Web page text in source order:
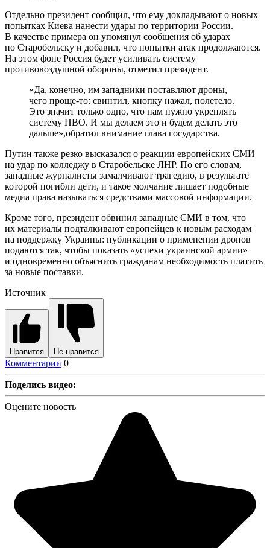
Отдельно президент сообщил, что ему докладывают о новых
попытках Киева нанести удары по территории России.
В качестве примера он упомянул сообщения об ударах
по Старобельску и добавил, что попытки атак продолжаются.
На этом фоне Россия будет усиливать систему
противовоздушной обороны, отметил президент.
«Да, конечно, им западники поставляют дроны,
чего проще-то: свинтил, кнопку нажал, полетело.
Это значит только одно, что нам нужно укреплять
систему ПВО. И мы делаем это и будем делать это
дальше»,обратил внимание глава государства.
Путин также резко высказался о реакции европейских СМИ
на удар по колледжу в Старобельске ЛНР. По его словам,
западные журналисты замалчивают трагедию, в результате
которой погибли дети, и такое молчание лишает подобные
медиа права называться средствами массовой информации.
Кроме того, президент обвинил западные СМИ в том, что
их материалы подталкивают европейцев к новым расходам
на поддержку Украины: публикации о применении дронов
подаются так, чтобы показать «успехи украинской армии»
и одновременно объяснить гражданам необходимость платить
за новые поставки.
Источник
Нравится Не нравится
Комментарии 0
Поделись видео:
Оцените новость